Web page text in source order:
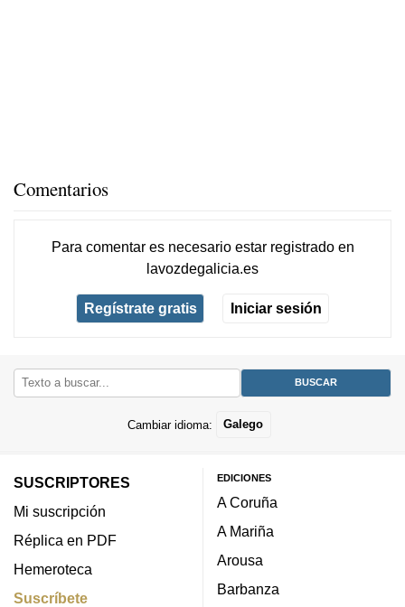
Comentarios
Para comentar es necesario estar registradoen
lavozdegalicia.es
Regístrate gratis Iniciar sesión
Cambiar idioma: Galego
SUSCRIPTORES
Mi suscripción
Réplica en PDF
Hemeroteca
Suscríbete
EDICIONES
A Coruña
A Mariña
Arousa
Barbanza